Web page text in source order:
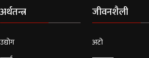
अर्थतन्त्र
उद्योग
जीवनशैली
अटो